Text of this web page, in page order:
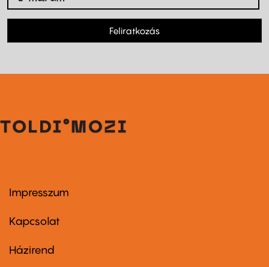
Feliratkozás
Footer
first
Impresszum
Kapcsolat
Footer
Házirend